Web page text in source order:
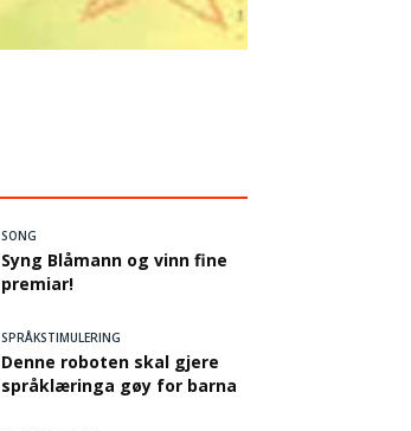
SONG
Syng Blåmann og vinn fine
premiar!
SPRÅKSTIMULERING
Denne roboten skal gjere
språklæringa gøy for barna